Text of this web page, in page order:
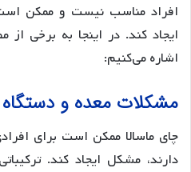
افراد مناسب نیست و ممکن
ایجاد کند. در اینجا به برخی از
اشاره می‌کنیم:
مشکلات معده و
چای ماسالا ممکن است برای
دارند، مشکل ایجاد کند.